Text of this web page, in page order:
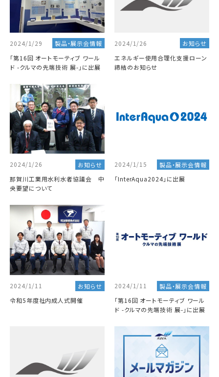
2024/1/29
製品・展示会情報
「第16回 オートモーティブ ワール
ド -クルマの先端技術 展-」に出展
2024/1/26
お知らせ
エネルギー使用合理化支援ローン
締結のお知らせ
2024/1/26
お知らせ
那賀川工業用水利水者協議会 中
央要望について
2024/1/15
製品・展示会情報
「InterAqua2024」に出展
2024/1/11
お知らせ
令和5年度社内成人式開催
2024/1/11
製品・展示会情報
「第16回 オートモーティブ ワール
ド -クルマの先端技術 展-」に出展